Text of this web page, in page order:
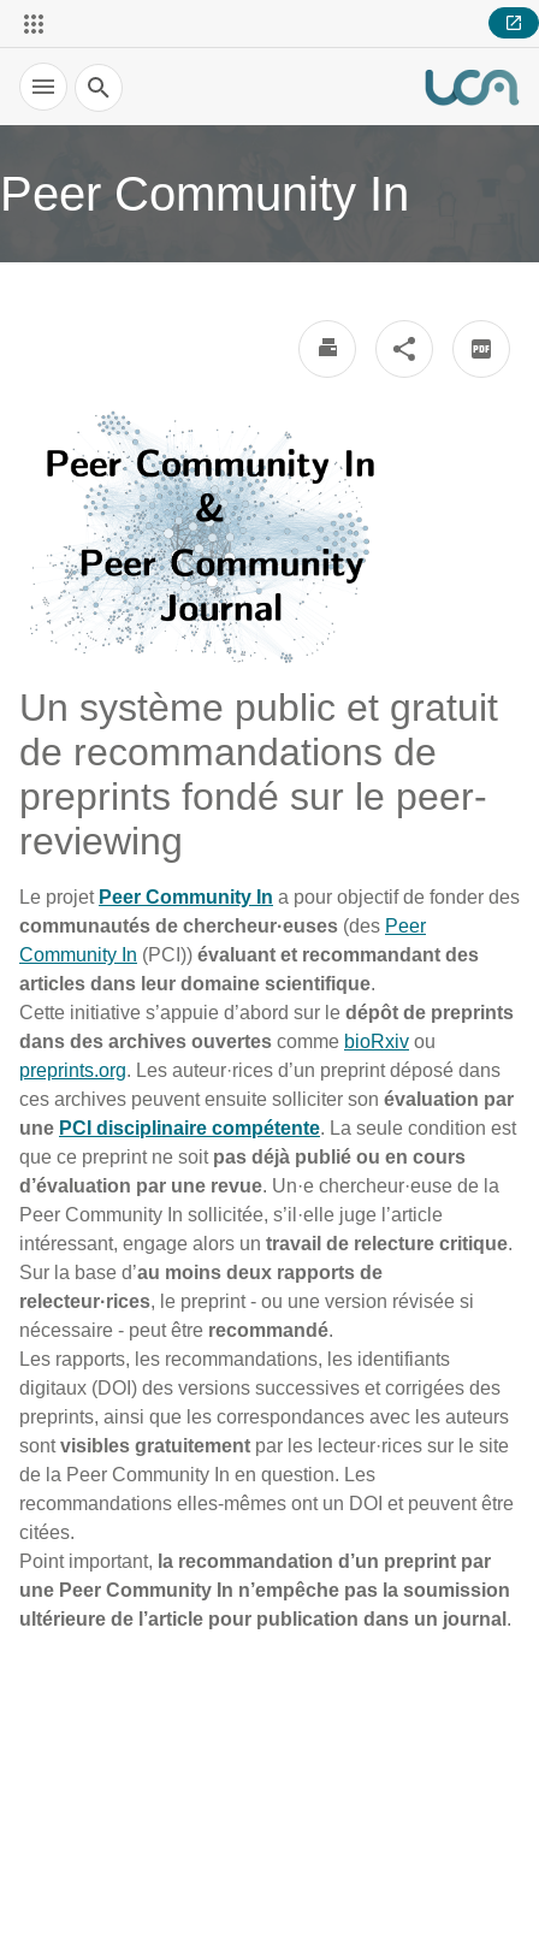
Recherche
Peer Community In
Un système public et gratuit
de recommandations de
preprints fondé sur le peer-
reviewing
Le projet Peer Community In a pour objectif de fonder des
communautés de chercheur·euses (des Peer
Community In (PCI)) évaluant et recommandant des
articles dans leur domaine scientifique.
Cette initiative s’appuie d’abord sur le dépôt de preprints
dans des archives ouvertes comme bioRxiv ou
preprints.org. Les auteur·rices d’un preprint déposé dans
ces archives peuvent ensuite solliciter son évaluation par
une PCI disciplinaire compétente. La seule condition est
que ce preprint ne soit pas déjà publié ou en cours
d’évaluation par une revue. Un·e chercheur·euse de la
Peer Community In sollicitée, s’il·elle juge l’article
intéressant, engage alors un travail de relecture critique.
Sur la base d’au moins deux rapports de
relecteur·rices, le preprint - ou une version révisée si
nécessaire - peut être recommandé.
Les rapports, les recommandations, les identifiants
digitaux (DOI) des versions successives et corrigées des
preprints, ainsi que les correspondances avec les auteurs
sontvisibles gratuitement par les lecteur·rices sur le site
de la Peer Community In en question. Les
recommandations elles-mêmes ont un DOI et peuvent être
citées.
Point important, la recommandation d’un preprint par
une Peer Community In n’empêche pas la soumission
ultérieure de l’article pour publication dans un journal .